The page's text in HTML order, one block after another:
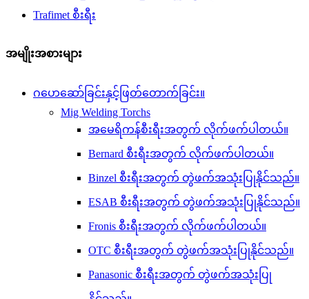
Trafimet စီးရီး
အမျိုးအစားများ
ဂဟေဆော်ခြင်းနှင့်ဖြတ်တောက်ခြင်း။
Mig Welding Torchs
အမေရိကန်စီးရီးအတွက် လိုက်ဖက်ပါတယ်။
Bernard စီးရီးအတွက် လိုက်ဖက်ပါတယ်။
Binzel စီးရီးအတွက် တွဲဖက်အသုံးပြုနိုင်သည်။
ESAB စီးရီးအတွက် တွဲဖက်အသုံးပြုနိုင်သည်။
Fronis စီးရီးအတွက် လိုက်ဖက်ပါတယ်။
OTC စီးရီးအတွက် တွဲဖက်အသုံးပြုနိုင်သည်။
Panasonic စီးရီးအတွက် တွဲဖက်အသုံးပြု